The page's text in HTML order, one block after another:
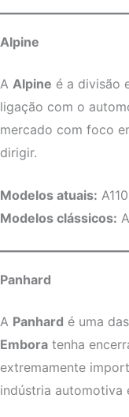
Alpine
A Alpine é a divisão
ligação com o
mercado com foco
dirigir.
Modelos atuais:
Modelos clássicos:
Panhard
A Panhard é uma
Embora tenha
extremamente
indústria automotiva